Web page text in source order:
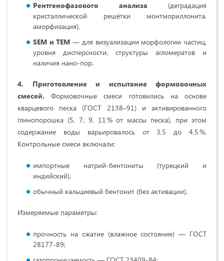
Рентгенофазового анализа (деградация
кристаллической решётки монтмориллонита,
аморфизация),
SEM иTEM — для визуализации морфологии частиц,
уровня дисперсности, структуры агломератов и
наличия нано-пор.
4. Приготовление и испытание формовочных
смесей.Формовочные смеси готовились на основе
кварцевого песка (ГОСТ 2138–91) и активированного
глинопорошка (5, 7, 9, 11 % от массы песка), при этом
содержание воды варьировалось от 3,5 до 4,5 %.
Контрольные смеси включали:
импортные натрий-бентониты (турецкий и
индийский),
обычный кальциевый бентонит (без активации).
Измеряемые параметры:
прочность на сжатие (влажное состояние) — ГОСТ
28177-89;